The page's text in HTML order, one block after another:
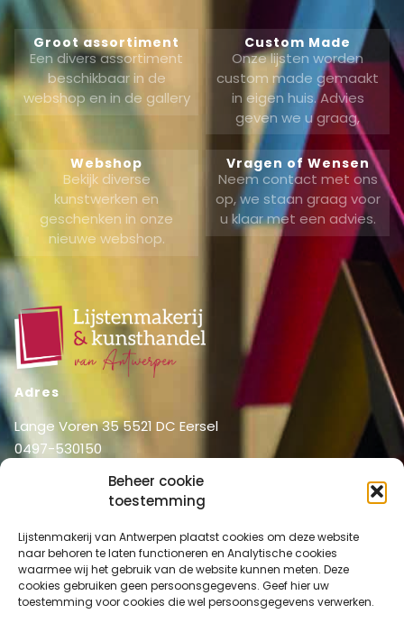
Beheer cookie
toestemming
Lijstenmakerij van Antwerpen plaatst cookies om deze website
naar behoren te laten functioneren en Analytische cookies
waarmee wij het gebruik van de website kunnen meten. Deze
cookies gebruiken geen persoonsgegevens. Geef hier uw
toestemming voor cookies die wel persoonsgegevens verwerken.
Groot assortiment
Een divers assortiment
beschikbaar in de
webshop en in de gallery
Custom Made
Onze lijsten worden
custom made gemaakt
in eigen huis. Advies
geven we u graag,
Webshop
Bekijk diverse
kunstwerken en
geschenken in onze
nieuwe webshop.
Vragen of Wensen
Neem contact met ons
op, we staan graag voor
u klaar met een advies.
Adres
Lange Voren 35 5521 DC Eersel
0497-530150
info@lijstenmakerij vanantwerpen.nl
Home
Over ons
Diensten
Shop
Shop
Mijn account